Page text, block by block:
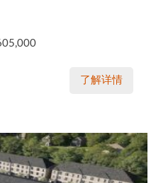
了解详情